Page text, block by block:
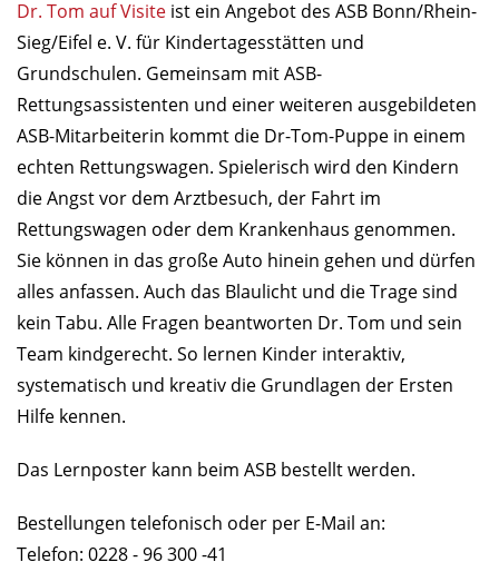
Dr. Tom auf Visite ist ein Angebot des ASB Bonn/Rhein-
Sieg/Eifel e. V. für Kindertagesstätten und
Grundschulen. Gemeinsam mit ASB-
Rettungsassistenten und einer weiteren ausgebildeten
ASB-Mitarbeiterin kommt die Dr-Tom-Puppe in einem
echten Rettungswagen. Spielerisch wird den Kindern
die Angst vor dem Arztbesuch, der Fahrt im
Rettungswagen oder dem Krankenhaus genommen.
Sie können in das große Auto hinein gehen und dürfen
alles anfassen. Auch das Blaulicht und die Trage sind
kein Tabu. Alle Fragen beantworten Dr. Tom und sein
Team kindgerecht. So lernen Kinder interaktiv,
systematisch und kreativ die Grundlagen der Ersten
Hilfe kennen.
Das Lernposter kann beim ASB bestellt werden.
Bestellungen telefonisch oder per E-Mail an:
Telefon: 0228 - 96 300 -41